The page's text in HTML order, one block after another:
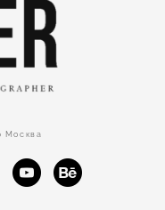
Москва